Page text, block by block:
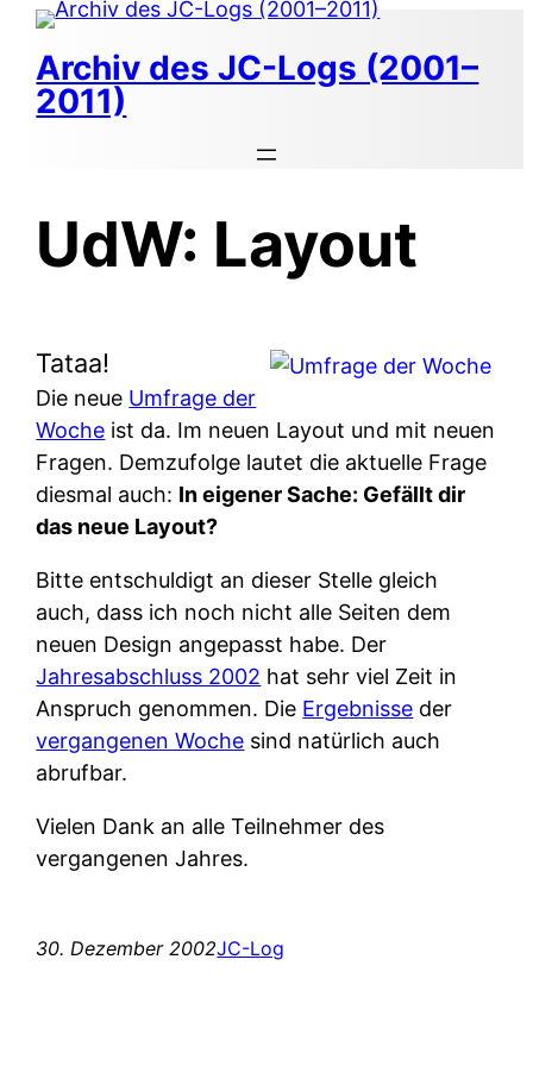
Zum
Inhalt
springen
Archiv des JC-Logs (2001–
2011)
UdW: Layout
Tataa!
Die neue Umfrage der
Woche ist da. Im neuen Layout und mit neuen
Fragen. Demzufolge lautet die aktuelle Frage
diesmal auch: In eigener Sache: Gefällt dir
das neue Layout?
Bitte entschuldigt an dieser Stelle gleich
auch, dass ich noch nicht alle Seiten dem
neuen Design angepasst habe. Der
Jahresabschluss 2002 hat sehr viel Zeit in
Anspruch genommen. Die Ergebnisse der
vergangenen Woche sind natürlich auch
abrufbar.
Vielen Dank an alle Teilnehmer des
vergangenen Jahres.
30. Dezember 2002JC-Log